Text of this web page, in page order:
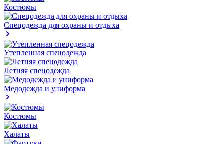
Костюмы
Спецодежда для охраны и отдыха
Утепленная спецодежда
Летняя спецодежда
Медодежда и униформа
Костюмы
Халаты